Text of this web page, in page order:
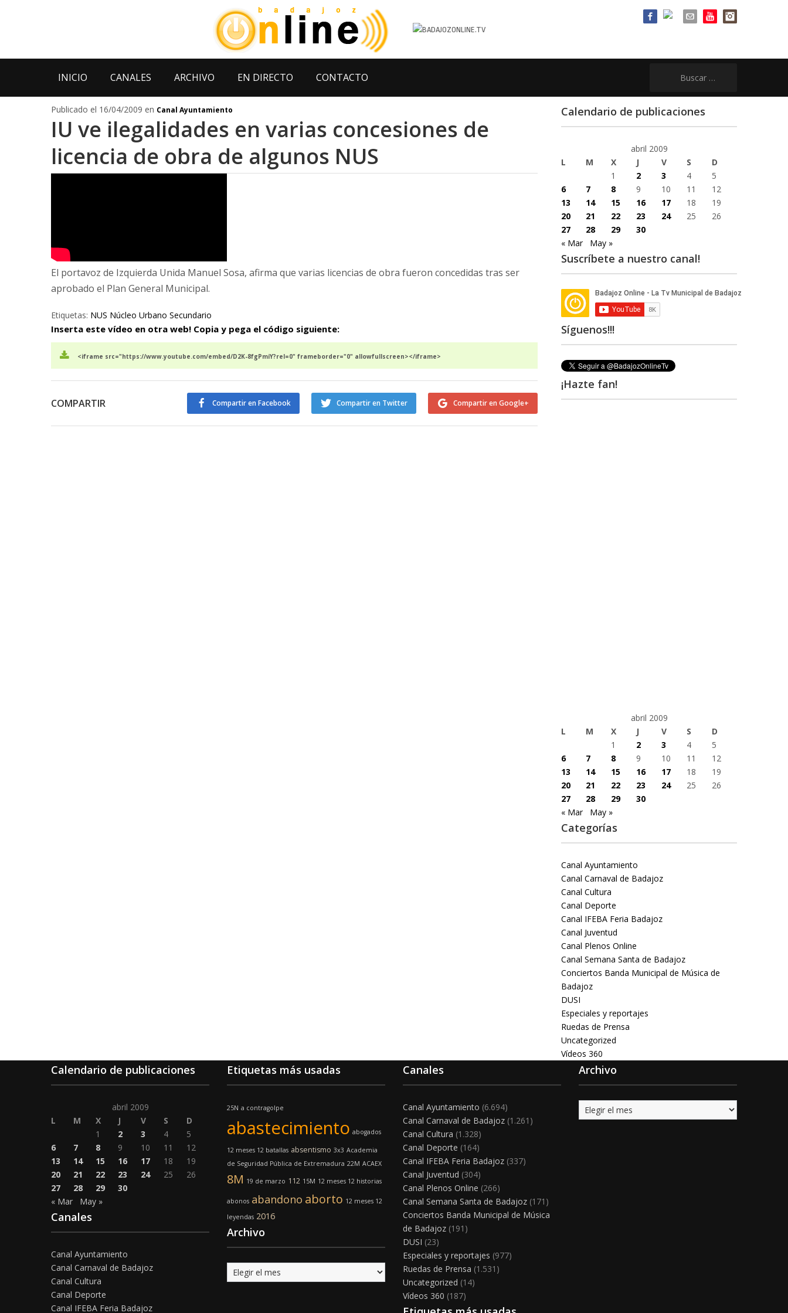
INICIO CANALES ARCHIVO EN DIRECTO CONTACTO
Publicado el 16/04/2009 en Canal Ayuntamiento
IU ve ilegalidades en varias concesiones de
licencia de obra de algunos NUS
El portavoz de Izquierda Unida Manuel Sosa, afirma que varias licencias de obra fueron concedidas tras ser
aprobado el Plan General Municipal.
Etiquetas: NUS Núcleo Urbano Secundario
Inserta este vídeo en otra web! Copia y pega el código siguiente:
<iframe src="https://www.youtube.com/embed/D2K-8fgPmiY?rel=0" frameborder="0" allowfullscreen></iframe>
COMPARTIR Compartir en Google+
Compartir en Twitter
Compartir en Facebook
Calendario de publicaciones
abril 2009
L
M X J V S
D
1
2 3 4
5
6
7 8 9 10 11
12
13
14 15 16 17 18
19
20
21 22 23 24 25
26
27
28 29
30
« Mar
May »
Suscríbete a nuestro canal!
Síguenos!!!
¡Hazte fan!
abril 2009
L
M X J V S
D
1
2 3 4
5
6
7 8 9 10 11
12
13
14 15 16 17 18
19
20
21 22 23 24 25
26
27
28 29
30
« Mar
May »
Categorías
Canal Ayuntamiento
Canal Carnaval de Badajoz
Canal Cultura
Canal Deporte
Canal IFEBA Feria Badajoz
Canal Juventud
Canal Plenos Online
Canal Semana Santa de Badajoz
Conciertos Banda Municipal de Música de
Badajoz
DUSI
Especiales y reportajes
Ruedas de Prensa
Uncategorized
Vídeos 360
Calendario de publicaciones
abril 2009
L
M X J V S
D
1
2 3 4
5
6
7 8 9 10 11
12
13
14 15 16 17 18
19
20
21 22 23 24 25
26
27
28 29
30
« Mar
May »
Canales
Canal Ayuntamiento
Canal Carnaval de Badajoz
Canal Cultura
Canal Deporte
Canal IFEBA Feria Badajoz
Etiquetas más usadas
25N a contragolpe
abastecimiento abogados
12 meses 12 batallas absentismo 3x3 Academia
de Seguridad Pública de Extremadura 22M ACAEX
8M 19 de marzo 112 15M 12 meses 12 historias
abonos abandono aborto 12 meses 12
leyendas 2016
Archivo
Archivo
Canales
Canal Ayuntamiento (6.694)
Canal Carnaval de Badajoz (1.261)
Canal Cultura (1.328)
Canal Deporte (164)
Canal IFEBA Feria Badajoz (337)
Canal Juventud (304)
Canal Plenos Online (266)
Canal Semana Santa de Badajoz (171)
Conciertos Banda Municipal de Música
de Badajoz (191)
DUSI (23)
Especiales y reportajes (977)
Ruedas de Prensa (1.531)
Uncategorized (14)
Vídeos 360 (187)
Archivo
Archivo